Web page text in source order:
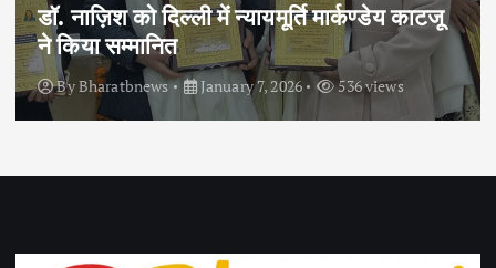
डॉ. नाज़िश को दिल्ली में न्यायमूर्ति मार्कण्डेय काटजू
ने किया सम्मानित
ByBharatbnews January 7, 2026 536 views